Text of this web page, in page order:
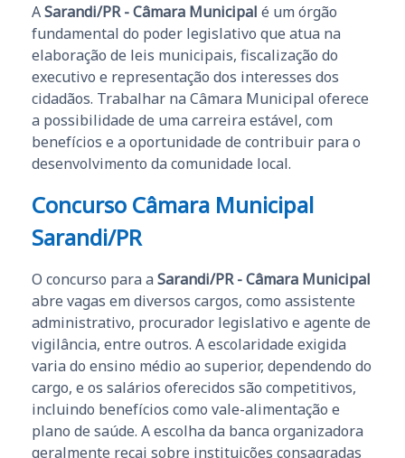
ASarandi/PR - Câmara Municipal é um órgão
fundamental do poder legislativo que atua na
elaboração de leis municipais, fiscalização do
executivo e representação dos interesses dos
cidadãos. Trabalhar na Câmara Municipal oferece
a possibilidade de uma carreira estável, com
benefícios e a oportunidade de contribuir para o
desenvolvimento da comunidade local.
Concurso Câmara Municipal
Sarandi/PR
O concurso para a Sarandi/PR - Câmara Municipal
abre vagas em diversos cargos, como assistente
administrativo, procurador legislativo e agente de
vigilância, entre outros. A escolaridade exigida
varia do ensino médio ao superior, dependendo do
cargo, e os salários oferecidos são competitivos,
incluindo benefícios como vale-alimentação e
plano de saúde. A escolha da banca organizadora
geralmente recai sobre instituições consagradas